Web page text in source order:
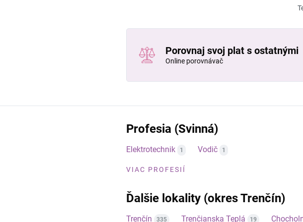
Porovnaj svoj plat s ostatnými
Online porovnávač
Profesia (Svinná)
Elektrotechnik 1 Vodič 1
VIAC PROFESIÍ
Ďalšie lokality (okres Trenčín)
Trenčín 335 Trenčianska Teplá 19